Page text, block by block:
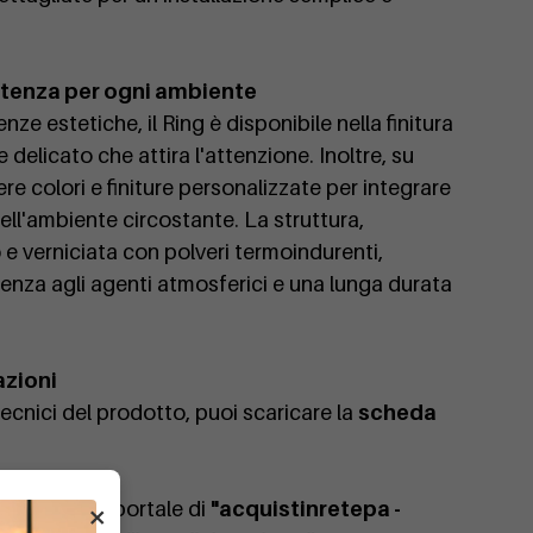
per ogni ambiente
estetiche, il Ring è disponibile nella finitura
delicato che attira l'attenzione. Inoltre, su
colori e finiture personalizzate per integrare
circostante. La struttura,
verniciata con polveri termoindurenti,
agli agenti atmosferici e una lunga durata
del prodotto, puoi scaricare la scheda
anche sul portale di "acquistinretepa -
×